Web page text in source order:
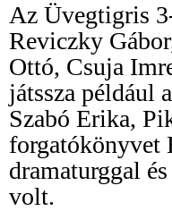
Az Üvegtigris
Reviczky
Ottó, Csuja
játssza például
Szabó Erika,
forgatókönyvet
dramaturggal
volt.